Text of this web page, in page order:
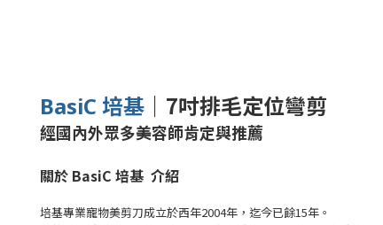
BasiC 培基 ｜ 7吋排毛定位彎剪
經國內外眾多美容師肯定與推薦
關於 BasiC 培基 介紹
培基專業寵物美剪刀成立於西年2004年，迄今已餘15年。